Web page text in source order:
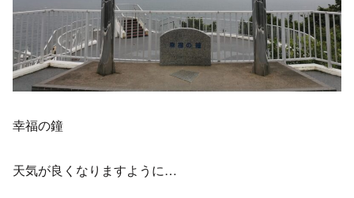
幸福の鐘
天気が良くなりますように…